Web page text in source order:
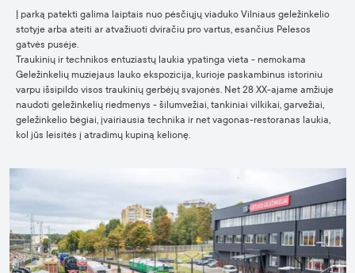
Į parką patekti galima laiptais nuo pėsčiųjų viaduko Vilniaus geležinkelio
stotyje arba ateiti ar atvažiuoti dviračiu pro vartus, esančius Pelesos
gatvės pusėje.
Traukinių ir technikos entuziastų laukia ypatinga vieta - nemokama
Geležinkelių muziejaus lauko ekspozicija, kurioje paskambinus istoriniu
varpu išsipildo visos traukinių gerbėjų svajonės. Net 28 XX-ajame amžiuje
naudoti geležinkelių riedmenys - šilumvežiai, tankiniai vilkikai, garvežiai,
geležinkelio bėgiai, įvairiausia technika ir net vagonas-restoranas laukia,
kol jūs leisitės į atradimų kupiną kelionę.